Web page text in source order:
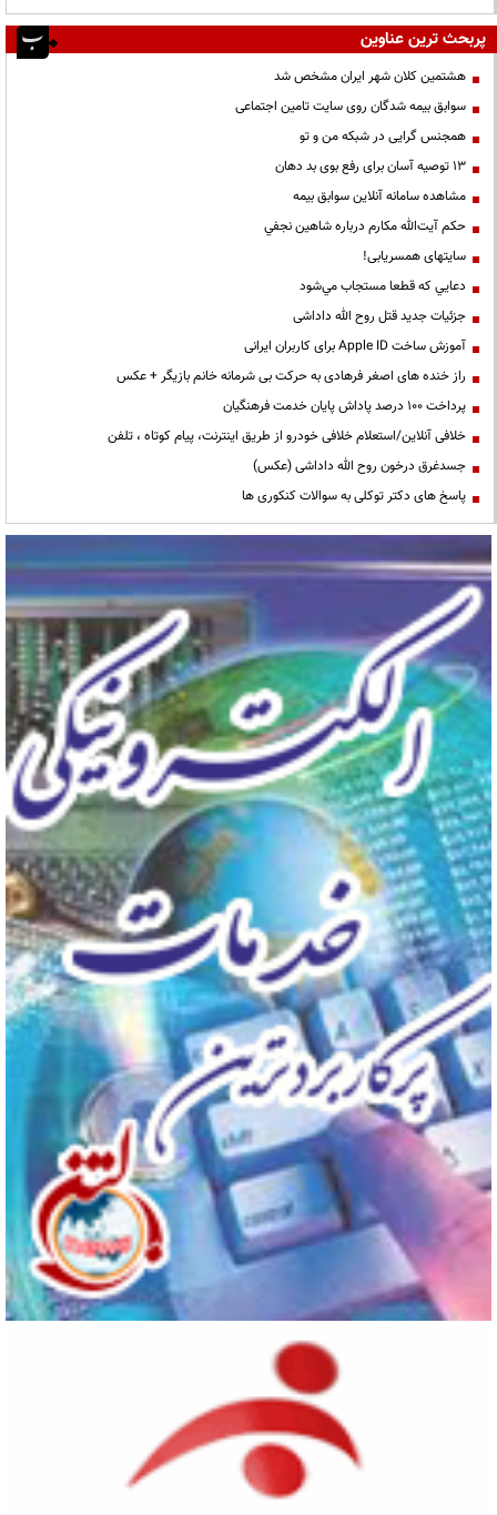
پربحث ترین عناوین
هشتمین کلان شهر ایران مشخص شد
سوابق بیمه شدگان روی سایت تامین اجتماعی
همجنس گرایی در شبکه من و تو
13 توصیه آسان برای رفع بوی بد دهان
مشاهده سامانه آنلاين سوابق بیمه
حكم آيت‌الله مكارم درباره شاهين نجفي
سایتهای همسریابی!
دعايي كه قطعا مستجاب مي‌شود
جزئیات جدید قتل روح الله داداشی
آموزش ساخت Apple ID برای کاربران ایرانی
راز خنده های اصغر فرهادی به حرکت بی شرمانه خانم بازیگر + عکس
پرداخت ۱۰۰ درصد پاداش پایان خدمت فرهنگیان
خلافی آنلاین/استعلام خلافی خودرو از طریق اینترنت، پیام کوتاه ، تلفن
جسدغرق درخون روح الله داداشی (عکس)
پاسخ های دکتر توکلی به سوالات کنکوری ها